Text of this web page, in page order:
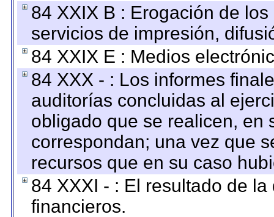
84 XXIX B : Erogación de
servicios de impresión,
84 XXIX E : Medios
84 XXX - : Los informes
auditorías concluidas al
obligado que se realicen, en
correspondan; una vez que
recursos que en su caso
84 XXXI - : El resultado de
financieros.